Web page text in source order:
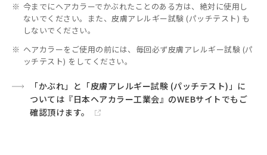
※ 今までにヘアカラーでかぶれたことのある方は、絶対に使用し
ないでください。また、皮膚アレルギー試験 (パッチテスト) も
しないでください。
※ ヘアカラーをご使用の前には、毎回必ず皮膚アレルギー試験 (パ
ッチテスト) をしてください。
「かぶれ」と「皮膚アレルギー試験 (パッチテスト)」に
ついては『日本ヘアカラー工業会』のWEBサイトでもご
確認頂けます。